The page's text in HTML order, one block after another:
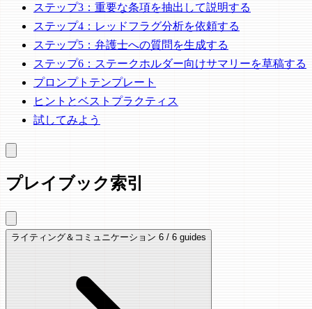
ステップ3：重要な条項を抽出して説明する
ステップ4：レッドフラグ分析を依頼する
ステップ5：弁護士への質問を生成する
ステップ6：ステークホルダー向けサマリーを草稿する
プロンプトテンプレート
ヒントとベストプラクティス
試してみよう
プレイブック索引
ライティング＆コミュニケーション 6 / 6 guides